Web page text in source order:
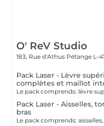
O' ReV Studio
183, Rue d'Athus Pétange L-
Pack Laser - Lèvre
complètes et maillot
Pack Laser - Aisselles,
bras